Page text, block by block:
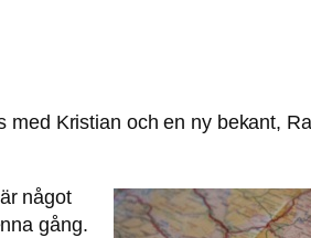
Kristian och en ny bekant,
något
gång.